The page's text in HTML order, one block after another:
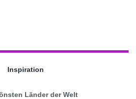
Inspiration
Länder der Welt